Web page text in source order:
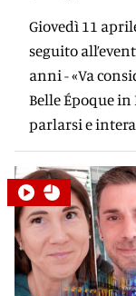
Giovedì 11
seguito
anni - «Va
Belle Époque
parlarsi e